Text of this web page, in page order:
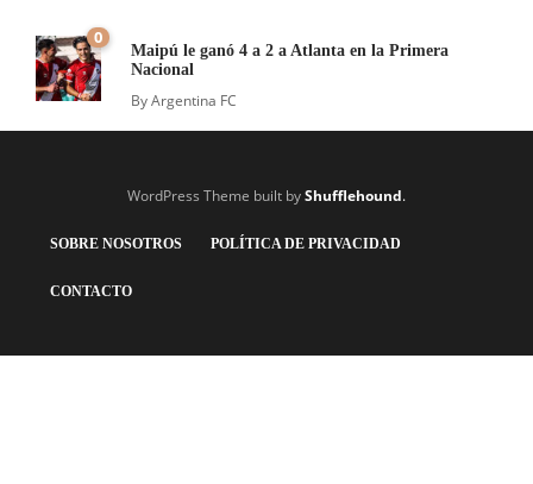
0
Maipú le ganó 4 a 2 a Atlanta en la Primera
Nacional
ByArgentina FC
WordPress Theme built byShufflehound.
SOBRE NOSOTROS POLÍTICA DE PRIVACIDAD
CONTACTO